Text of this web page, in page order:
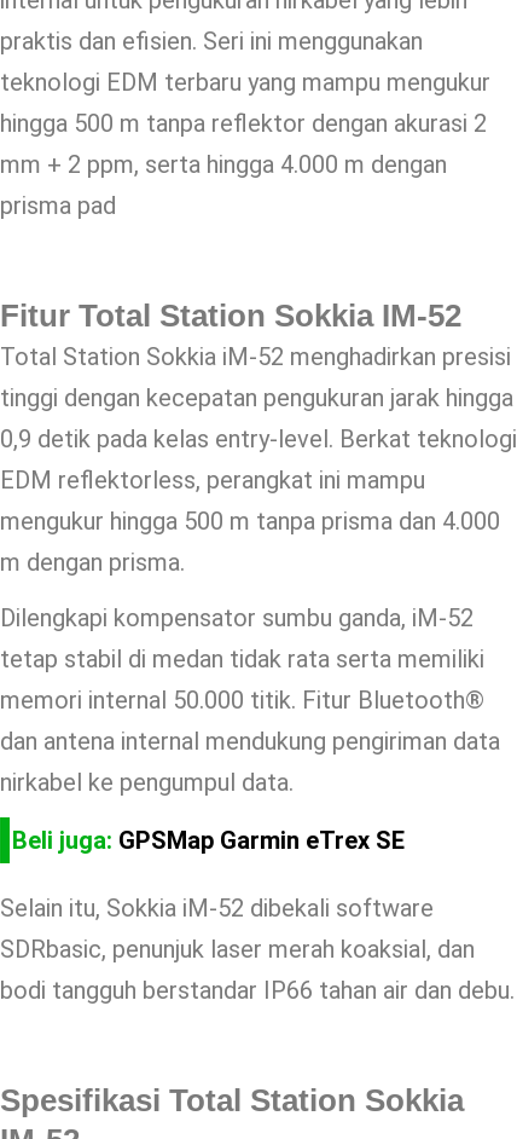
praktis dan efisien. Seri ini menggunakan
teknologi EDM terbaru yang mampu mengukur
hingga 500 m tanpa reflektor dengan akurasi 2
mm + 2 ppm, serta hingga 4.000 m dengan
prisma pad
Fitur Total Station Sokkia IM-52
Total Station Sokkia iM-52 menghadirkan presisi
tinggi dengan kecepatan pengukuran jarak hingga
0,9 detik pada kelas entry-level. Berkat teknologi
EDM reflektorless, perangkat ini mampu
mengukur hingga 500 m tanpa prisma dan 4.000
m dengan prisma.
Dilengkapi kompensator sumbu ganda, iM-52
tetap stabil di medan tidak rata serta memiliki
memori internal 50.000 titik. Fitur Bluetooth®
dan antena internal mendukung pengiriman data
nirkabel ke pengumpul data.
Beli juga: GPSMap Garmin eTrex SE
Selain itu, Sokkia iM-52 dibekali software
SDRbasic, penunjuk laser merah koaksial, dan
bodi tangguh berstandar IP66 tahan air dan debu.
Spesifikasi Total Station Sokkia